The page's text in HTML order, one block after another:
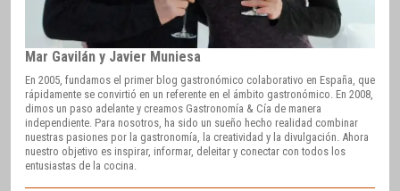
Mar Gavilán y Javier Muniesa
En 2005, fundamos el primer blog gastronómico colaborativo en España, que
rápidamente se convirtió en un referente en el ámbito gastronómico. En 2008,
dimos un paso adelante y creamos Gastronomía & Cía de manera
independiente. Para nosotros, ha sido un sueño hecho realidad combinar
nuestras pasiones por la gastronomía, la creatividad y la divulgación. Ahora
nuestro objetivo es inspirar, informar, deleitar y conectar con todos los
entusiastas de la cocina.